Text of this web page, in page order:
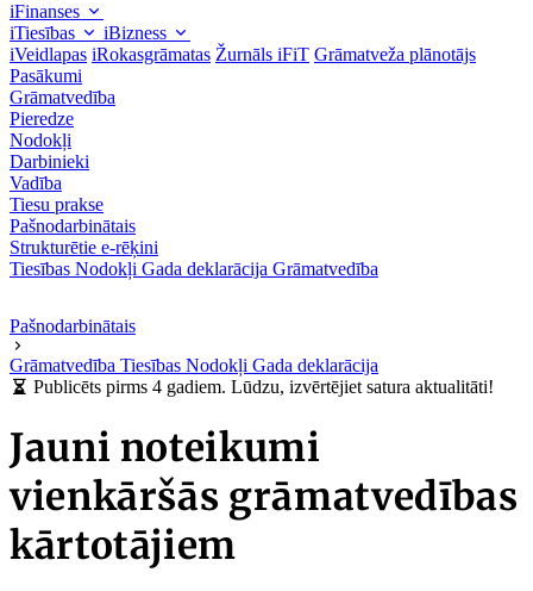
iFinanses
iTiesības
iBizness
iVeidlapas iRokasgrāmatas Žurnāls iFiT Grāmatveža plānotājs
Pasākumi
Grāmatvedība
Pieredze
Nodokļi
Darbinieki
Vadība
Tiesu prakse
Pašnodarbinātais
Strukturētie e-rēķini
Tiesības Nodokļi Gada deklarācija Grāmatvedība
Pašnodarbinātais
Grāmatvedība Tiesības Nodokļi Gada deklarācija
Publicēts pirms 4 gadiem. Lūdzu, izvērtējiet satura aktualitāti!
Jauni noteikumi
vienkāršās grāmatvedības
kārtotājiem